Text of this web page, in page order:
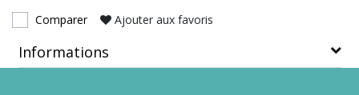
Comparer Ajouter aux favoris
Informations